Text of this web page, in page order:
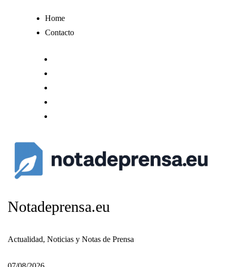
Home
Contacto
Notadeprensa.eu
Actualidad, Noticias y Notas de Prensa